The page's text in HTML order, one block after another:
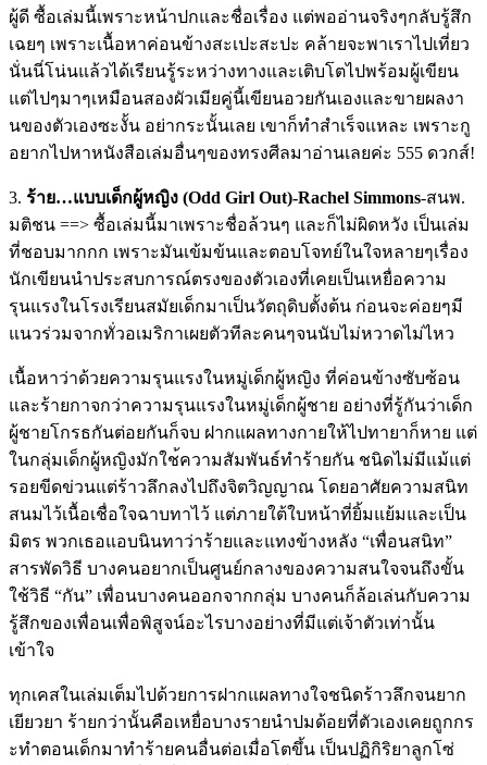
ผู้ดี ซื้อเล่มนี้เพราะหน้าปกและชื่อเรื่อง แต่พออ่านจริงๆกลับรู้สึก
เฉยๆ เพราะเนื้อหาค่อนข้างสะเปะสะปะ คล้ายจะพาเราไปเที่ยว
นั่นนี่โน่นแล้วได้เรียนรู้ระหว่างทางและเติบโตไปพร้อมผู้เขียน
แต่ไปๆมาๆเหมือนสองผัวเมียคู่นี้เขียนอวยกันเองและขายผลงา
นของตัวเองซะงั้น อย่ากระนั้นเลย เขาก็ทำสำเร็จแหละ เพราะกู
อยากไปหาหนังสือเล่มอื่นๆของทรงศีลมาอ่านเลยค่ะ 555 ดวกส์!
3. ร้าย…แบบเด็กผู้หญิง (Odd Girl Out)-Rachel Simmons-สนพ.
มติชน ==> ซื้อเล่มนี้มาเพราะชื่อล้วนๆ และก็ไม่ผิดหวัง เป็นเล่ม
ที่ชอบมากกก เพราะมันเข้มข้นและตอบโจทย์ในใจหลายๆเรื่อง
นักเขียนนำประสบการณ์ตรงของตัวเองที่เคยเป็นเหยื่อความ
รุนแรงในโรงเรียนสมัยเด็กมาเป็นวัตถุดิบตั้งต้น ก่อนจะค่อยๆมี
แนวร่วมจากทั่วอเมริกาเผยตัวทีละคนๆจนนับไม่หวาดไม่ไหว
เนื้อหาว่าด้วยความรุนแรงในหมู่เด็กผู้หญิง ที่ค่อนข้างซับซ้อน
และร้ายกาจกว่าความรุนแรงในหมู่เด็กผู้ชาย อย่างที่รู้กันว่าเด็ก
ผู้ชายโกรธกันต่อยกันก็จบ ฝากแผลทางกายให้ไปทายาก็หาย แต่
ในกลุ่มเด็กผู้หญิงมักใช้ความสัมพันธ์ทำร้ายกัน ชนิดไม่มีแม้แต่
รอยขีดข่วนแต่ร้าวลึกลงไปถึงจิตวิญญาณ โดยอาศัยความสนิท
สนมไว้เนื้อเชื่อใจฉาบทาไว้ แต่ภายใต้ใบหน้าที่ยิ้มแย้มและเป็น
มิตร พวกเธอแอบนินทาว่าร้ายและแทงข้างหลัง “เพื่อนสนิท”
สารพัดวิธี บางคนอยากเป็นศูนย์กลางของความสนใจจนถึงขั้น
ใช้วิธี “กัน” เพื่อนบางคนออกจากกลุ่ม บางคนก็ล้อเล่นกับความ
รู้สึกของเพื่อนเพื่อพิสูจน์อะไรบางอย่างที่มีแต่เจ้าตัวเท่านั้น
เข้าใจ
ทุกเคสในเล่มเต็มไปด้วยการฝากแผลทางใจชนิดร้าวลึกจนยาก
เยียวยา ร้ายกว่านั้นคือเหยื่อบางรายนำปมด้อยที่ตัวเองเคยถูกกร
ะทำตอนเด็กมาทำร้ายคนอื่นต่อเมื่อโตขึ้น เป็นปฏิกิริยาลูกโซ่